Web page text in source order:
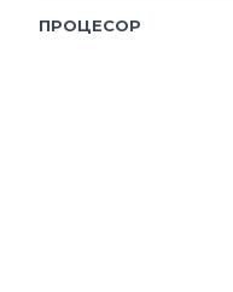
ПРОЦЕСОР